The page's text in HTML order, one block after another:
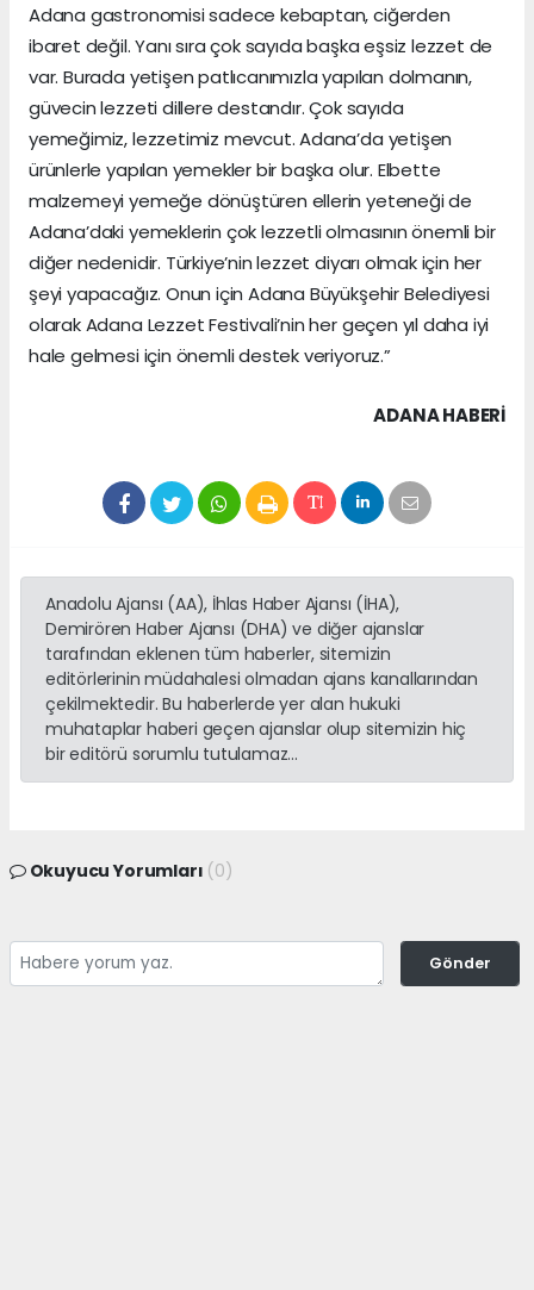
Adana gastronomisi sadece kebaptan, ciğerden
ibaret değil. Yanı sıra çok sayıda başka eşsiz lezzet de
var. Burada yetişen patlıcanımızla yapılan dolmanın,
güvecin lezzeti dillere destandır. Çok sayıda
yemeğimiz, lezzetimiz mevcut. Adana’da yetişen
ürünlerle yapılan yemekler bir başka olur. Elbette
malzemeyi yemeğe dönüştüren ellerin yeteneği de
Adana’daki yemeklerin çok lezzetli olmasının önemli bir
diğer nedenidir. Türkiye’nin lezzet diyarı olmak için her
şeyi yapacağız. Onun için Adana Büyükşehir Belediyesi
olarak Adana Lezzet Festivali’nin her geçen yıl daha iyi
hale gelmesi için önemli destek veriyoruz.”
ADANA HABERİ
Anadolu Ajansı (AA), İhlas Haber Ajansı (İHA),
Demirören Haber Ajansı (DHA) ve diğer ajanslar
tarafından eklenen tüm haberler, sitemizin
editörlerinin müdahalesi olmadan ajans kanallarından
çekilmektedir. Bu haberlerde yer alan hukuki
muhataplar haberi geçen ajanslar olup sitemizin hiç
bir editörü sorumlu tutulamaz...
Okuyucu Yorumları (0)
Gönder